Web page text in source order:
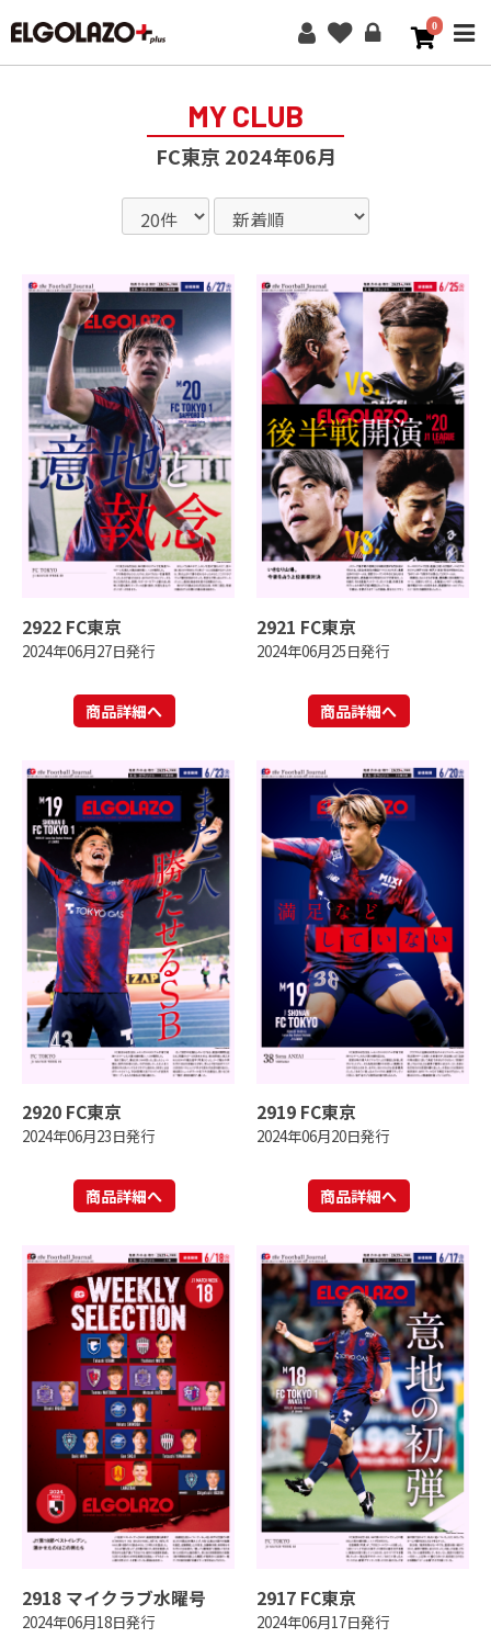
0
MY CLUB
FC東京 2024年06月
2922 FC東京
2024年06月27日発行
商品詳細へ
2921 FC東京
2024年06月25日発行
商品詳細へ
2920 FC東京
2024年06月23日発行
商品詳細へ
2919 FC東京
2024年06月20日発行
商品詳細へ
2918 マイクラブ水曜号
2024年06月18日発行
2917 FC東京
2024年06月17日発行